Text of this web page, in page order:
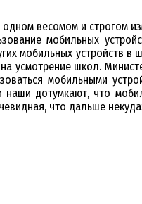
одном весомом и строгом
мобильных
мобильных устройств
усмотрение школ.
мобильными
дотумкают, что
что дальше